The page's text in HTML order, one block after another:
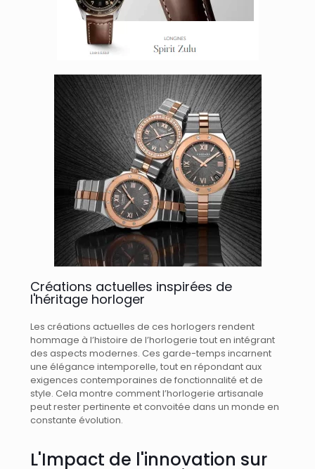
Créations actuelles inspirées de
l'héritage horloger
Les créations actuelles de ces horlogers rendent
hommage à l’histoire de l’horlogerie tout en intégrant
des aspects modernes. Ces garde-temps incarnent
une élégance intemporelle, tout en répondant aux
exigences contemporaines de fonctionnalité et de
style. Cela montre comment l’horlogerie artisanale
peut rester pertinente et convoitée dans un monde en
constante évolution.
L'Impact de l'innovation sur